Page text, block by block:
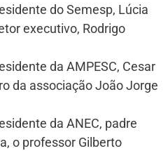
do Semesp, Lúcia
executivo, Rodrigo
da AMPESC, Cesar
da associação João Jorge
da ANEC, padre
o professor Gilberto